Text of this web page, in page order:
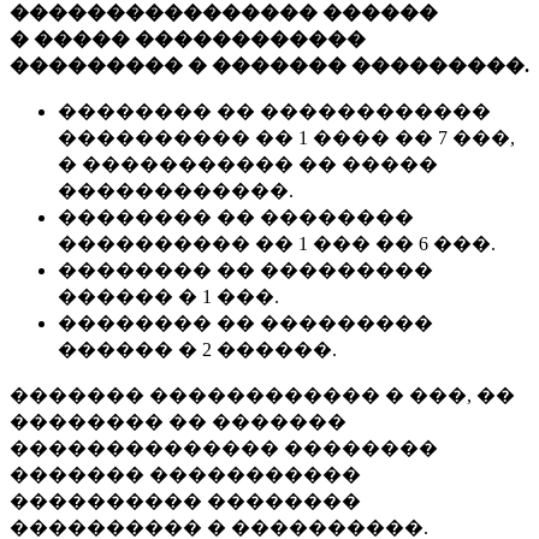
���������������� ������
� ����� ������������
��������� � ������� ���������.
�������� �� ������������
���������� �� 1 ���� �� 7 ���,
� ����������� �� �����
������������.
�������� �� ��������
���������� �� 1 ��� �� 6 ���.
�������� �� ���������
������ � 1 ���.
�������� �� ���������
������ � 2 ������.
������� ������������ � ���, ��
�������� �� �������
�������������� ��������
������� �����������
���������� ��������
���������� � ����������.